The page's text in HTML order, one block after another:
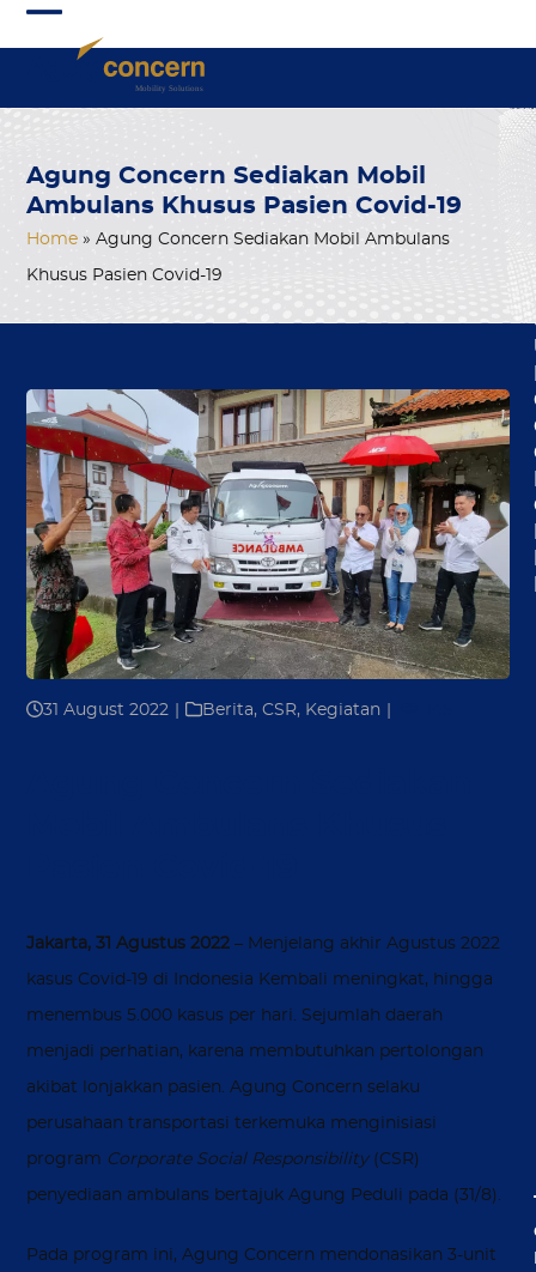
Skip
to
Open
mobile
menu
Close
mobile
menu
Agung Concern Sediakan Mobil
Ambulans Khusus Pasien Covid-19
Home »Agung Concern Sediakan Mobil Ambulans
Khusus Pasien Covid-19
31 August 2022 Berita,CSR, Kegiatan
Jakarta, 31 Agustus 2022– Menjelang akhir Agustus 2022
kasus Covid-19 di Indonesia Kembali meningkat, hingga
menembus 5.000 kasus per hari. Sejumlah daerah
menjadi perhatian, karena membutuhkan pertolongan
akibat lonjakkan pasien. Agung Concern selaku
perusahaan transportasi terkemuka menginisiasi
program Corporate Social Responsibility(CSR)
penyediaan ambulans bertajuk Agung Peduli pada (31/8).
Pada program ini, Agung Concern mendonasikan 3-unit